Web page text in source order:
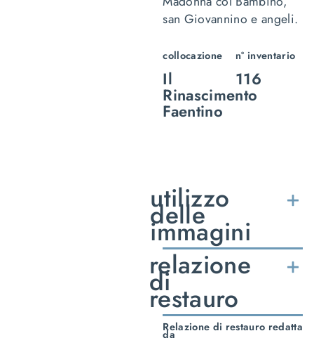
san Giovannino e angeli.
collocazione
Il
Rinascimento
Faentino
n° inventario
116
utilizzo
delle
immagini
relazione
di
restauro
Relazione di restauro redatta
da